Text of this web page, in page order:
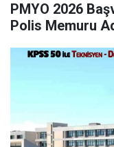
PMYO 2026
Polis Memuru